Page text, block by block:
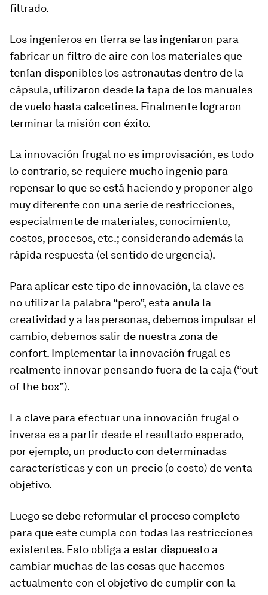
filtrado.
Los ingenieros en tierra se las ingeniaron para
fabricar un filtro de aire con los materiales que
tenían disponibles los astronautas dentro de la
cápsula, utilizaron desde la tapa de los manuales
de vuelo hasta calcetines. Finalmente lograron
terminar la misión con éxito.
La innovación frugal no es improvisación, es todo
lo contrario, se requiere mucho ingenio para
repensar lo que se está haciendo y proponer algo
muy diferente con una serie de restricciones,
especialmente de materiales, conocimiento,
costos, procesos, etc.; considerando además la
rápida respuesta (el sentido de urgencia).
Para aplicar este tipo de innovación, la clave es
no utilizar la palabra “pero”, esta anula la
creatividad y a las personas, debemos impulsar el
cambio, debemos salir de nuestra zona de
confort. Implementar la innovación frugal es
realmente innovar pensando fuera de la caja (“out
of the box”).
La clave para efectuar una innovación frugal o
inversa es a partir desde el resultado esperado,
por ejemplo, un producto con determinadas
características y con un precio (o costo) de venta
objetivo.
Luego se debe reformular el proceso completo
para que este cumpla con todas las restricciones
existentes. Esto obliga a estar dispuesto a
cambiar muchas de las cosas que hacemos
actualmente con el objetivo de cumplir con la